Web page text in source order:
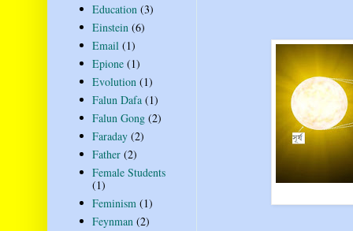
Education (3)
Einstein (6)
Email (1)
Epione (1)
Evolution (1)
Falun Dafa (1)
Falun Gong (2)
Faraday (2)
Father (2)
Female Students
(1)
Feminism (1)
Feynman (2)